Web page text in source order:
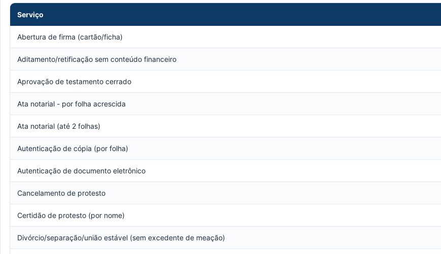
Serviço
Abertura de firma (cartão/ficha)
Aditamento/retificação sem conteúdo financeiro
Aprovação de testamento cerrado
Ata notarial - por folha acrescida
Ata notarial (até 2 folhas)
Autenticação de cópia (por folha)
Autenticação de documento eletrônico
Cancelamento de protesto
Certidão de protesto (por nome)
Divórcio/separação/união estável (sem excedente de meação)